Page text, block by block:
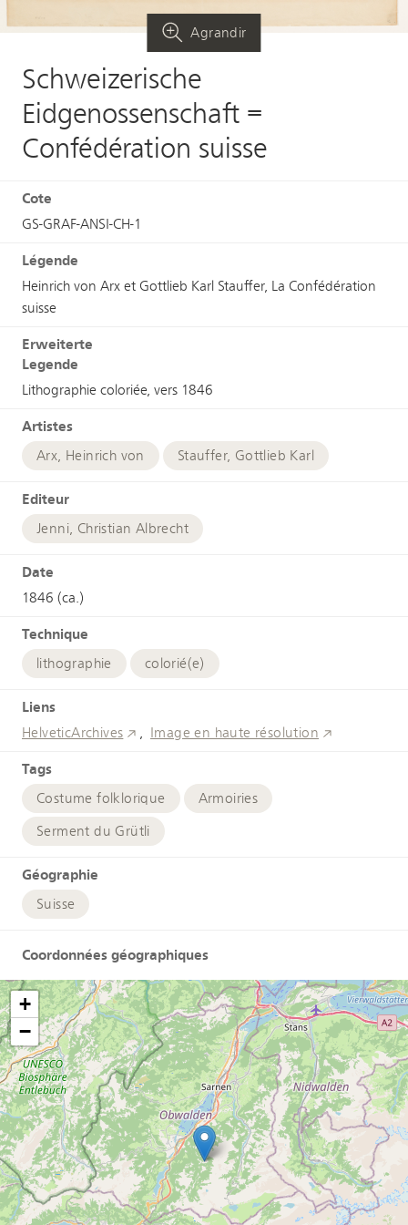
Agrandir
Schweizerische
Eidgenossenschaft =
Confédération suisse
Cote
GS-GRAF-ANSI-CH-1
Légende
Heinrich von Arx et Gottlieb Karl Stauffer, La Confédération
suisse
Erweiterte
Legende
Lithographie coloriée, vers 1846
Artistes
Arx, Heinrich von Stauffer, Gottlieb Karl
Editeur
Jenni, Christian Albrecht
Date
1846 (ca.)
Technique
lithographie colorié(e)
Liens
HelveticArchives Image en haute résolution
Tags
Costume folklorique
Armoiries
Serment du Grütli
Géographie
Suisse
Coordonnées géographiques
+
−